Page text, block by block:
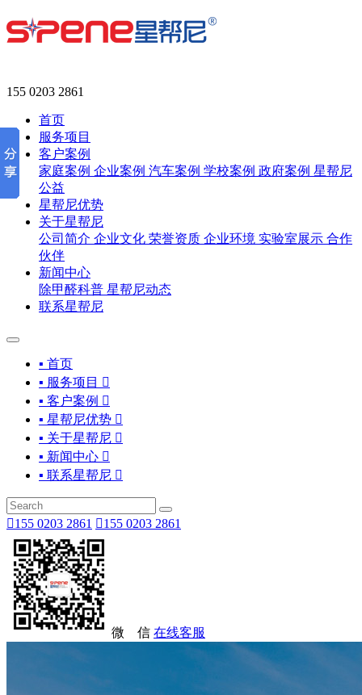
155 0203 2861
首页
服务项目
客户案例
家庭案例 企业案例 汽车案例 学校案例 政府案例 星帮尼
公益
星帮尼优势
关于星帮尼
公司简介 企业文化 荣誉资质 企业环境 实验室展示 合作
伙伴
新闻中心
除甲醛科普 星帮尼动态
联系星帮尼
▪ 首页
▪ 服务项目 
▪ 客户案例 
▪ 星帮尼优势 
▪ 关于星帮尼 
▪ 新闻中心 
▪ 联系星帮尼 
155 0203 2861 155 0203 2861
微 信 在线客服